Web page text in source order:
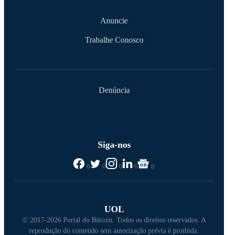
Anuncie
Trabalhe Conosco
Denúncia
Siga-nos
0 0 0 0 0
UOL
© 2017-2026 Portal do Bitcoin. Todos os direitos reservados. A
reprodução do conteúdo sem autorização prévia é proibida.